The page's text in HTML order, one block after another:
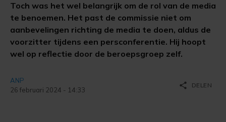
Toch was het wel belangrijk om de rol van de media
te benoemen. Het past de commissie niet om
aanbevelingen richting de media te doen, aldus de
voorzitter tijdens een persconferentie. Hij hoopt
wel op reflectie door de beroepsgroep zelf.
ANP
26 februari 2024 - 14:33
share DELEN